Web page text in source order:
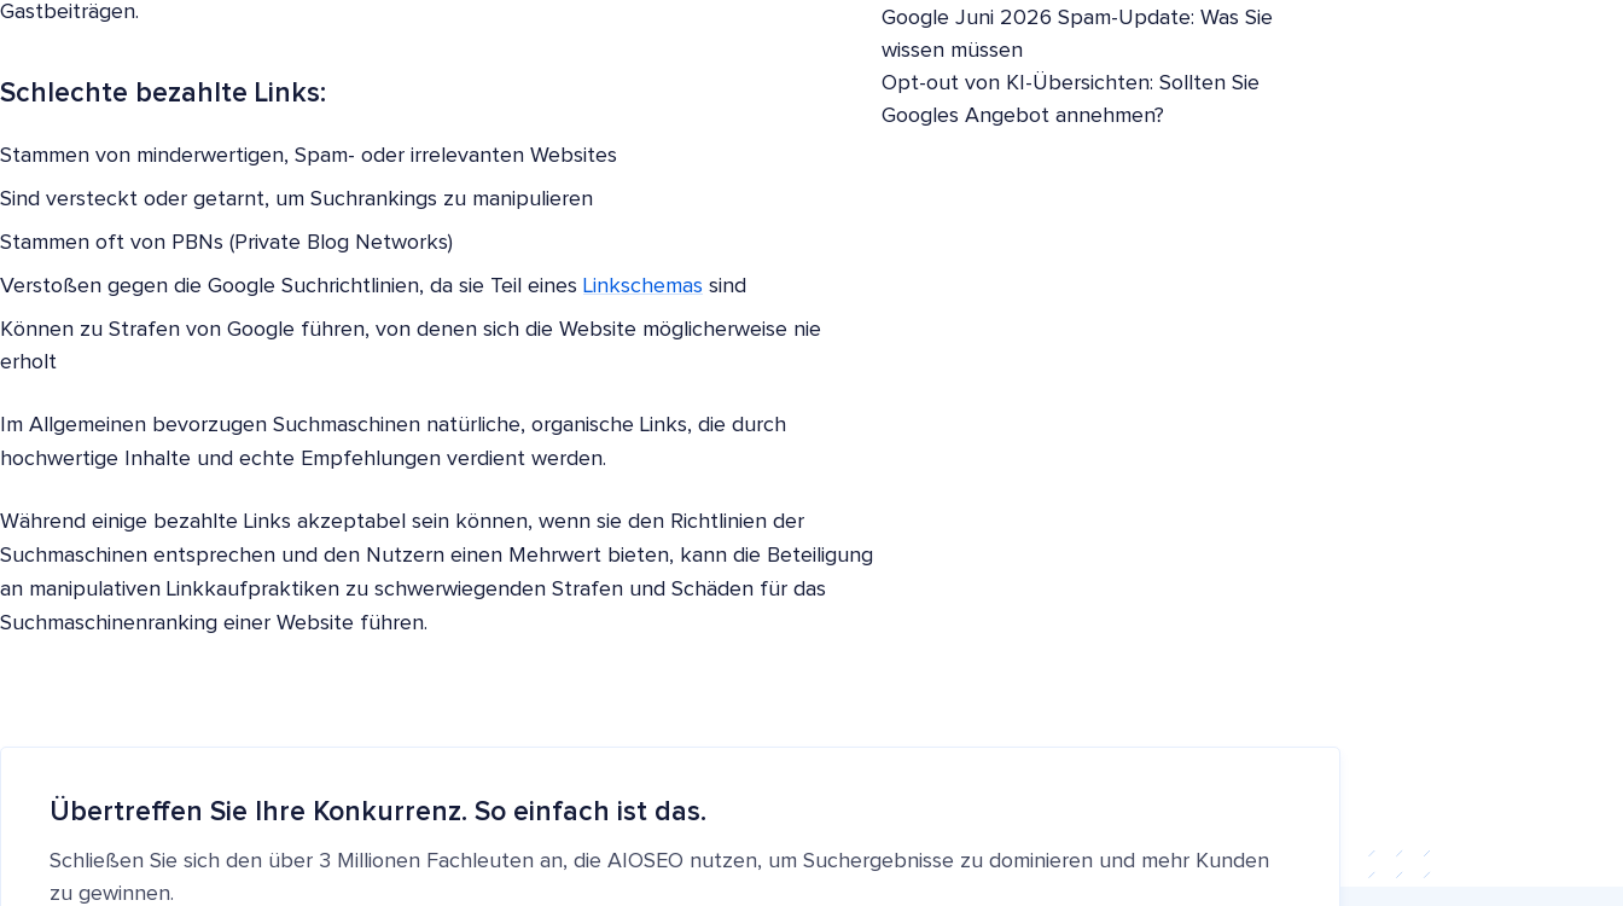
Gastbeiträgen.
Schlechte bezahlte Links:
Stammen von minderwertigen, Spam- oder irrelevanten Websites
Sind versteckt oder getarnt, um Suchrankings zu manipulieren
Stammen oft von PBNs (Private Blog Networks)
Verstoßen gegen die Google Suchrichtlinien, da sie Teil eines Linkschemas sind
Können zu Strafen von Google führen, von denen sich die Website möglicherweise nie
erholt
Im Allgemeinen bevorzugen Suchmaschinen natürliche, organische Links, die durch
hochwertige Inhalte und echte Empfehlungen verdient werden.
Während einige bezahlte Links akzeptabel sein können, wenn sie den Richtlinien der
Suchmaschinen entsprechen und den Nutzern einen Mehrwert bieten, kann die Beteiligung
an manipulativen Linkkaufpraktiken zu schwerwiegenden Strafen und Schäden für das
Suchmaschinenranking einer Website führen.
Google Juni 2026 Spam-Update: Was Sie
wissen müssen
Opt-out von KI-Übersichten: Sollten Sie
Googles Angebot annehmen?
Übertreffen Sie Ihre Konkurrenz. So einfach ist das.
Schließen Sie sich den über 3 Millionen Fachleuten an, die AIOSEO nutzen, um Suchergebnisse zu dominieren und mehr Kunden
zu gewinnen.